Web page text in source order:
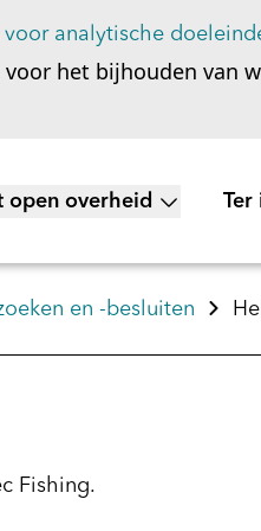
analytische
het bijhouden van
submenu voor Wet open
open overheid Ter
en -besluiten
Fishing.